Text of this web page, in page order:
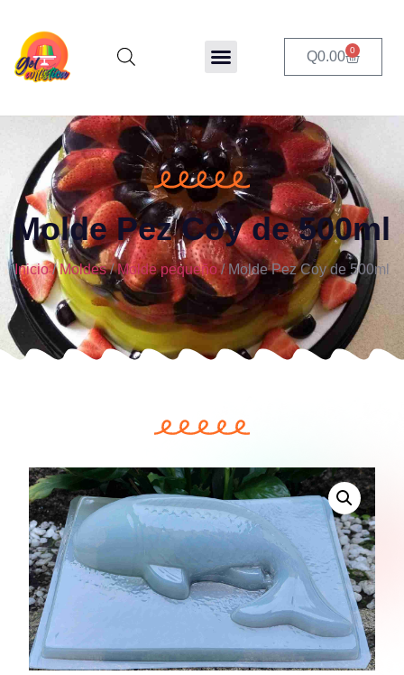
Q0.00 0
Molde Pez Coy de 500ml
Inicio/Moldes/Molde pequeño/ Molde Pez Coy de 500ml